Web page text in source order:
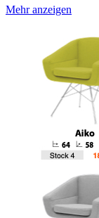
Mehr anzeigen